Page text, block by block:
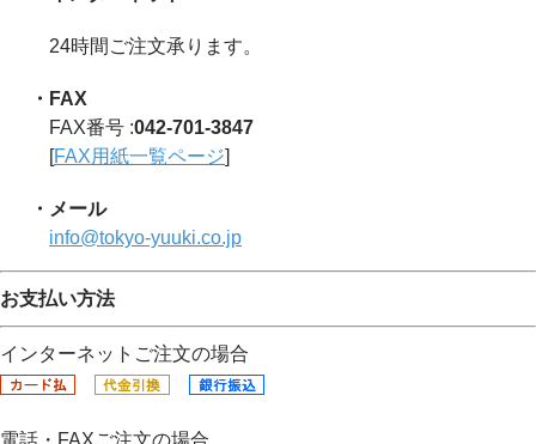
24時間ご注文承ります。
・FAX
FAX番号 :042-701-3847
[FAX用紙一覧ページ]
・メール
info@tokyo-yuuki.co.jp
お支払い方法
インターネットご注文の場合